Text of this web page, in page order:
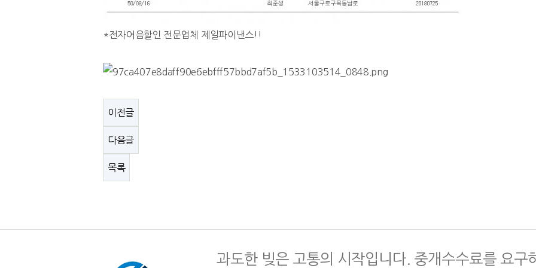
*전자어음할인 전문업체 제일파이낸스!!
이전글
다음글
목록
과도한 빚은 고통의 시작입니다. 중개수수료를 요구